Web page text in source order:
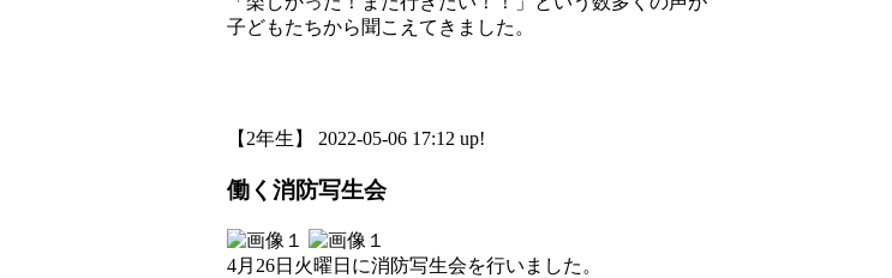
子どもたちから聞こえてきました。
【2年生】 2022-05-06 17:12 up!
働く消防写生会
4月26日火曜日に消防写生会を行いました。